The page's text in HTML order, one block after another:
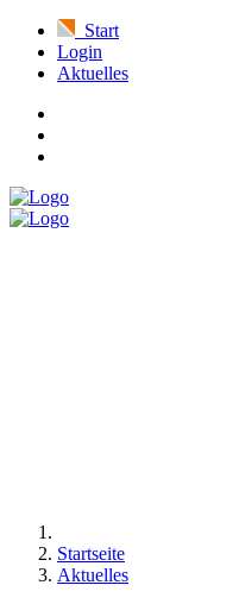
Start
Login
Aktuelles
Startseite
Aktuelles